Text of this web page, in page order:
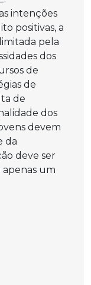
intenções
positivas, a
pela
dos
de
de
de
dos
devem
da
deve ser
um